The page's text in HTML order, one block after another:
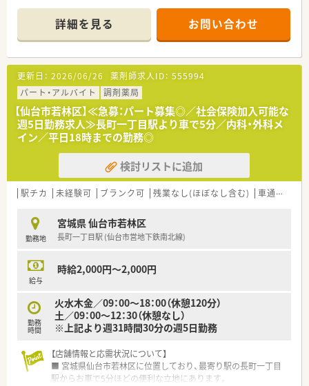
に応じ、面接後に実際の配属店舗を提案いたします。
〇このような方にオススメです〇
えの方！
■在宅未経験だが、一からスキルを身に着けたいとお考えの方！
■管理薬剤師として店舗マネジメントの経験を積みたい。
■中規模の薬局で安定経営の企業で地域の方々に貢献したい。
に1日平均15～20枚の処方箋を応需しています。
■現在は常勤の薬剤師1名と医療事務スタッフ1名が在籍してお
り、落ち着いた環境で業務に取り組めます。
【勤務実態について】
■残業がほとんど発生しない職場環境のため、終業後のプライベ
ートな時間をしっかりと確保することができます。
■原則として転居を伴う異動はございませんので、地域に腰を据
えて長期的なキャリアを築くことが可能です。
■最寄り駅から徒歩圏内という非常にアクセスの良い立地のた
め、日々の通勤における負担が少ないです。
【こんな方にオススメ】
■仕事と私生活のバランスを重視し、オンとオフのメリハリをつ
けた働き方を希望される方に最適です。
薬局で働きたい方におすすめします。
■調剤経験を活かしつつ、17時までの勤務で時間を重視した働
き方をしたい方におすすめです。
詳細を見る お問い合わせ
更新日： 2026/06/26 薬剤師求人ID： 555994
パート・アルバイト
調剤薬局
【仙台市若林区】≪急募：パート募集◎／社会保険加入可能な
週5日勤務求人≫長町一丁目駅より車で5分／内科・外科メ
イン／平日18時までの勤務◎
検討リストに追加
駅チカ 未経験可 ブランク可 残業なし(ほぼなし含む) 車通勤可
勤務地
宮城県 仙台市若林区
長町一丁目駅 (仙台市営地下鉄南北線)
給与
時給2,000円～2,000円
勤務
時間
火水木金／09：00～18：00（休憩120分）
土／09：00～12：30（休憩なし）
※上記より週31時間30分の週5日勤務
【店舗情報と応需状況について】
■ 宮城県仙台市若林区に位置しており、最寄り駅の長町一丁目
駅からお車で5分ほどの便利な立地にあります。